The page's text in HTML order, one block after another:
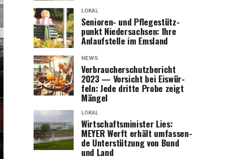
LOKAL
Senio­ren- und Pfle­ge­stütz­
punkt Nie­der­sach­sen: Ihre
Anlauf­stel­le im Emsland
NEWS
Ver­brau­cher­schutz­be­richt
2023 — Vor­sicht bei Eis­wür­
feln: Jede drit­te Pro­be zeigt
Mängel
LOKAL
Wirt­schafts­mi­nis­ter Lies:
MEYER Werft erhält umfas­sen­
de Unter­stüt­zung von Bund
und Land